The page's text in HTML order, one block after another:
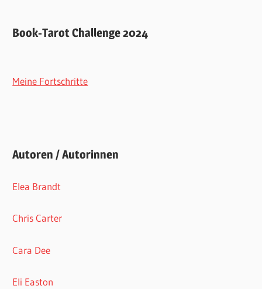
Book-Tarot Challenge 2024
Meine Fortschritte
Autoren / Autorinnen
Elea Brandt
Chris Carter
Cara Dee
Eli Easton